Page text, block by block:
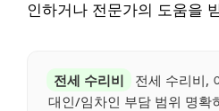
인하거나 전문가의 도움을
전세 수리비
전세 수리비,
대인/임차인 부담 범위 명확